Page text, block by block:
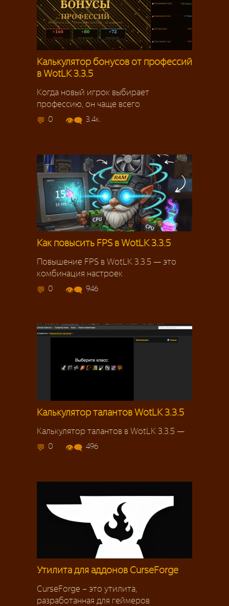
Калькулятор бонусов от профессий
в WotLK 3.3.5
Когда новый игрок выбирает
профессию, он чаще всего
0 3.4к.
Как повысить FPS в WotLK 3.3.5
Повышение FPS в WotLK 3.3.5 — это
комбинация настроек
0 946
Калькулятор талантов WotLK 3.3.5
Калькулятор талантов в WotLK 3.3.5 —
0 496
Утилита для аддонов CurseForge
CurseForge – это утилита,
разработанная для геймеров